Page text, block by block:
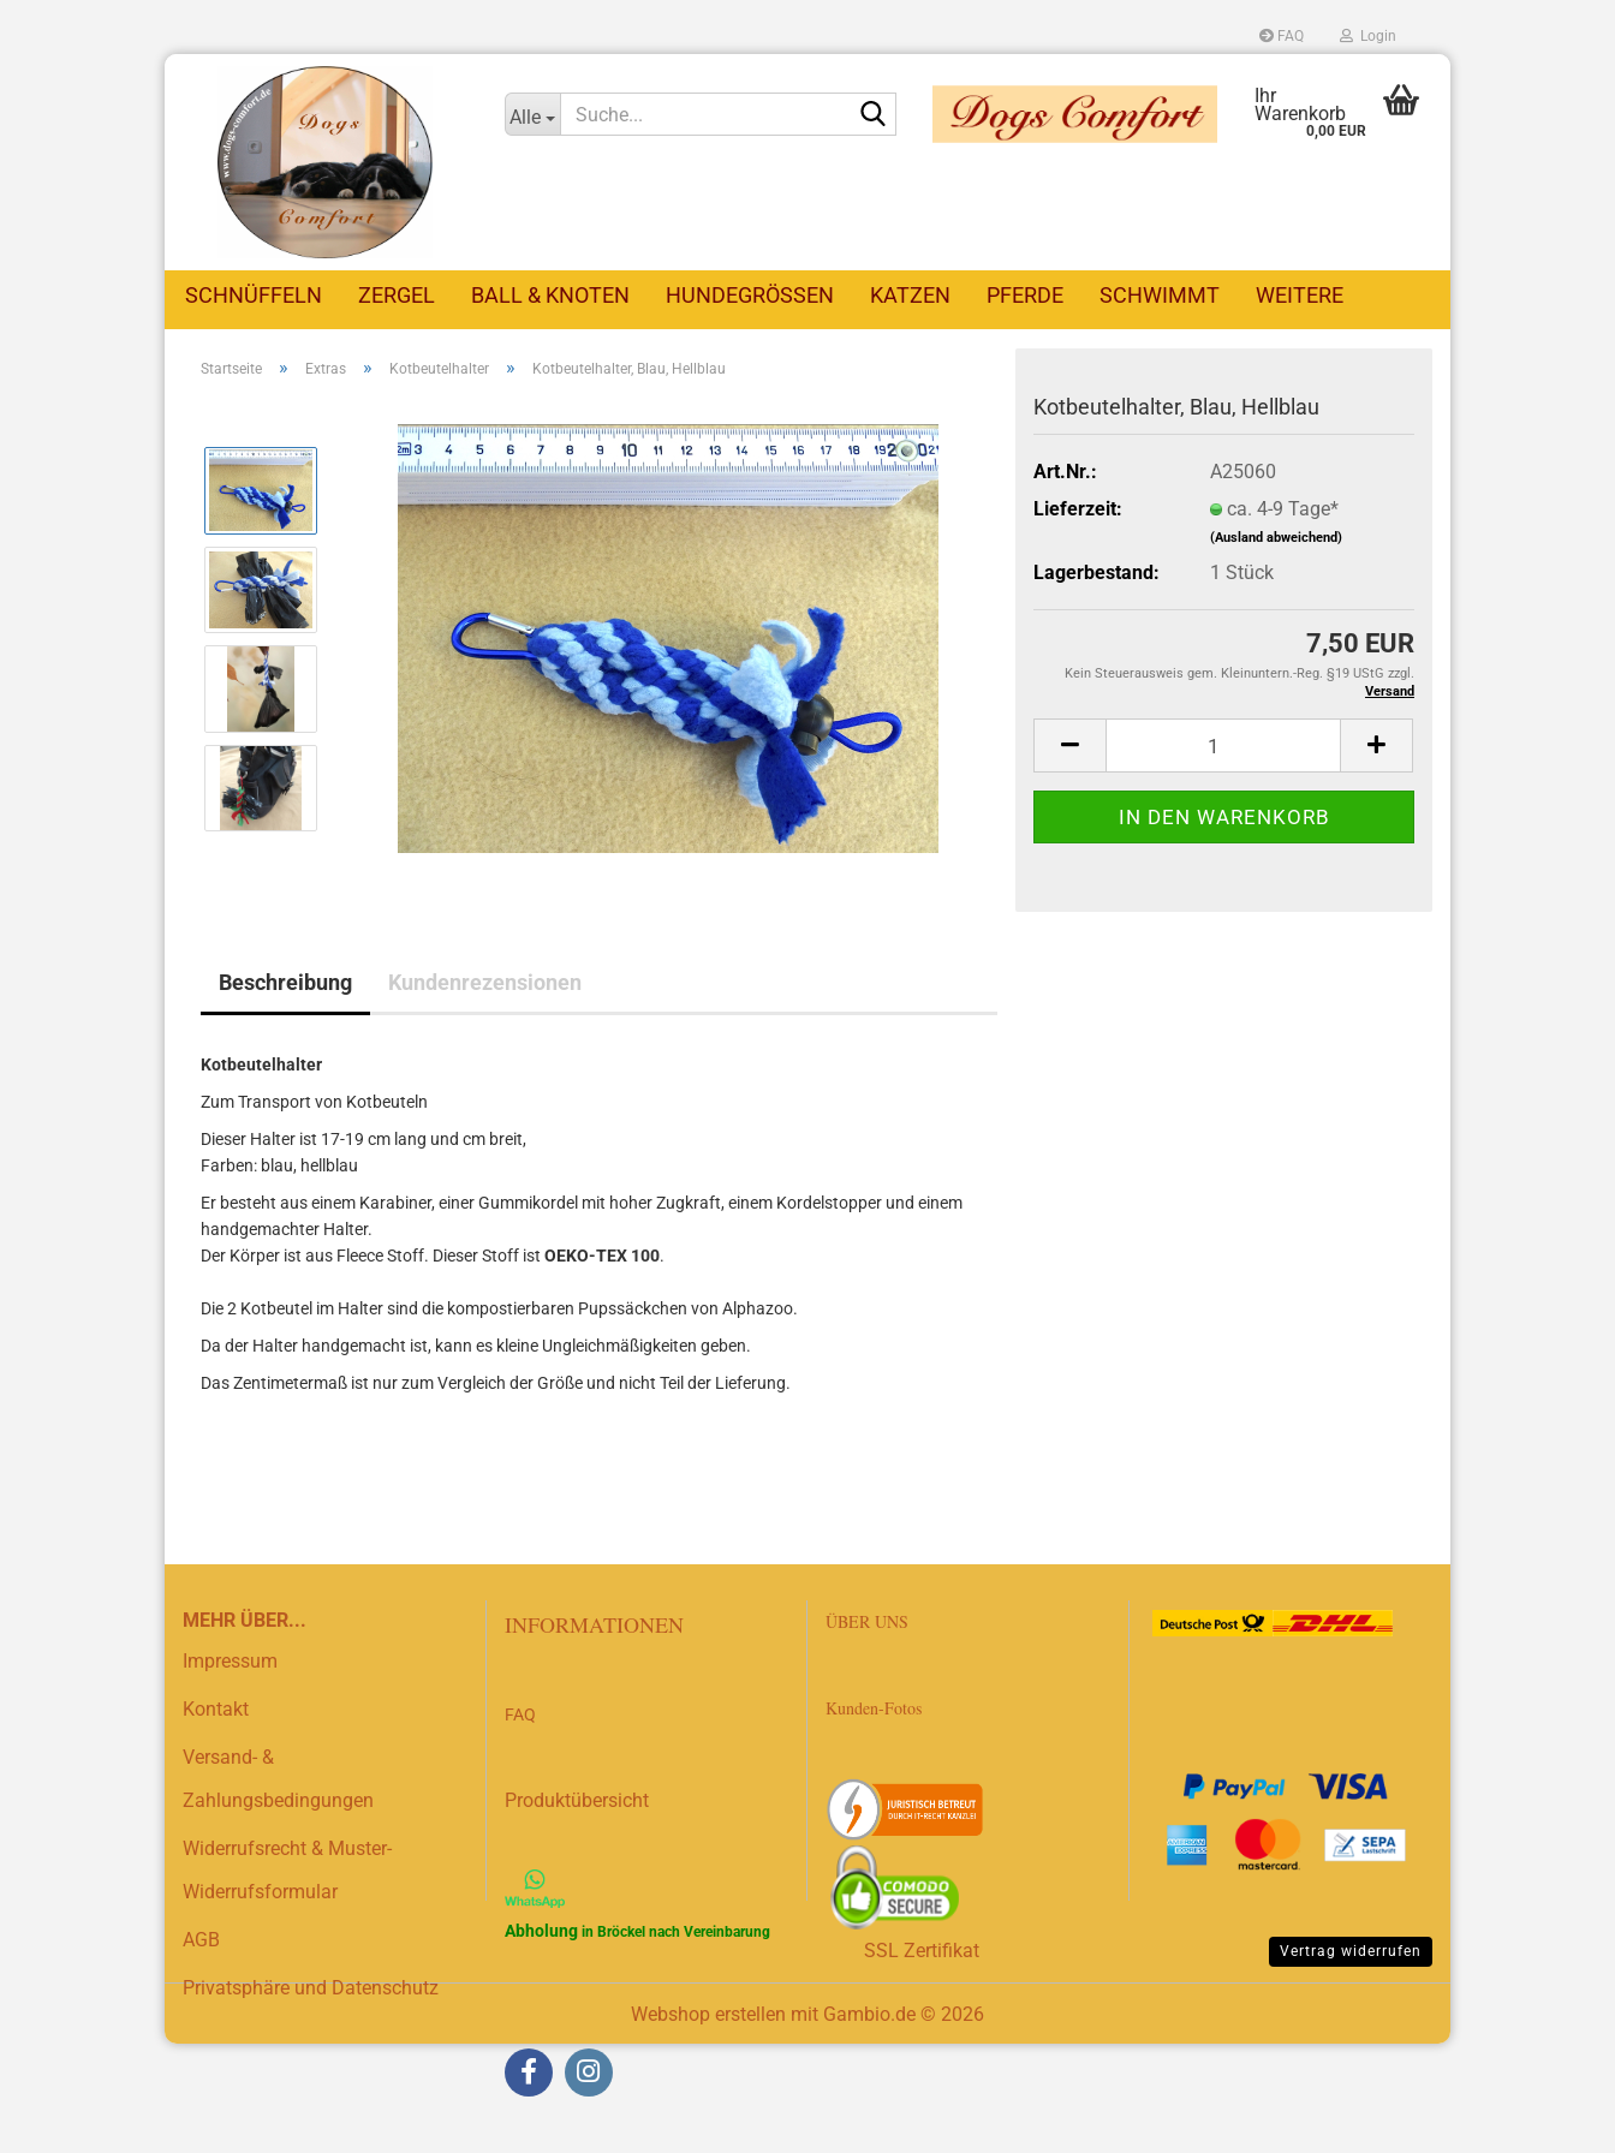
FAQ Login
Alle
Suche... Ihr
Warenkorb
0,00 EUR
SCHNÜFFELN ZERGEL BALL & KNOTEN HUNDEGRÖSSEN KATZEN PFERDE SCHWIMMT WEITERE
Startseite » Extras » Kotbeutelhalter » Kotbeutelhalter, Blau, Hellblau
Kotbeutelhalter, Blau, Hellblau
Art.Nr.:
A25060
Lieferzeit:
ca. 4-9 Tage*
(Ausland abweichend)
Lagerbestand: 1Stück
7,50 EUR
Kein Steuerausweis gem. Kleinuntern.-Reg. §19 UStG zzgl.
Versand
Beschreibung Kundenrezensionen
Kotbeutelhalter
Zum Transport von Kotbeuteln
Dieser Halter ist 17-19 cm lang und cm breit,
Farben: blau, hellblau
Er besteht aus einem Karabiner, einer Gummikordel mit hoher Zugkraft, einem Kordelstopper und einem
handgemachter Halter.
Der Körper ist aus Fleece Stoff. Dieser Stoff ist OEKO-TEX 100.
Die 2 Kotbeutel im Halter sind die kompostierbaren Pupssäckchen von Alphazoo.
Da der Halter handgemacht ist, kann es kleine Ungleichmäßigkeiten geben.
Das Zentimetermaß ist nur zum Vergleich der Größe und nicht Teil der Lieferung.
MEHR ÜBER...
Impressum
Kontakt
Versand- &
Zahlungsbedingungen
Widerrufsrecht & Muster-
Widerrufsformular
AGB
Privatsphäre und Datenschutz
INFORMATIONEN
FAQ
Produktübersicht
Abholungin Bröckel nach Vereinbarung
ÜBER UNS
Kunden-Fotos
SSL Zertifikat Vertrag widerrufen
Webshop erstellen mit Gambio.de © 2026